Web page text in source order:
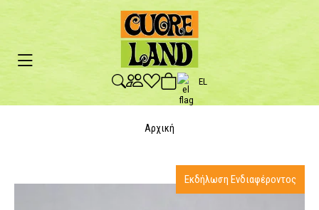
EL
Αρχική
Εκδήλωση Ενδιαφέροντος